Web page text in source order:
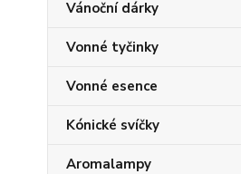
Vánoční dárky
Vonné tyčinky
Vonné esence
Kónické svíčky
Aromalampy